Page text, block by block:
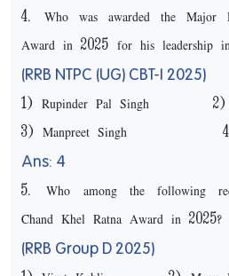
4. Who was awarded the Major
Award in 2025 for his leadership
(RRB NTPC (UG) CBT-I 2025)
1) Rupinder Pal Singh 2)
3) Manpreet Singh 4)
Ans: 4
5. Who among the following
Chand Khel Ratna Award in 2025?
(RRB Group D 2025)